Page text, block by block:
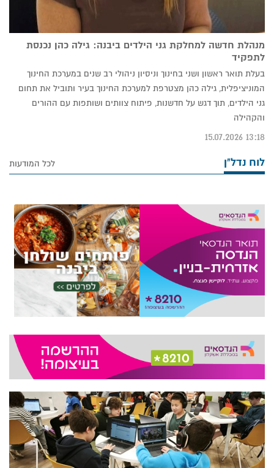
מנהלת חדשה למחלקת גני הילדים ביבנה: גילה כהן נכנסת
לתפקיד
בעלת תואר ראשון ושני בחינוך וניסיון ניהולי רב שנים במערכת החינוך
המוניציפלית, גילה כהן מצטרפת למערכת החינוך בעיר ותוביל את תחום
גני הילדים, תוך דגש על חדשנות, פיתוח צוותים ושותפות עם ההורים
והקהילה
13:18 15.07.2026
לכל המודעות לוח נדל"ן